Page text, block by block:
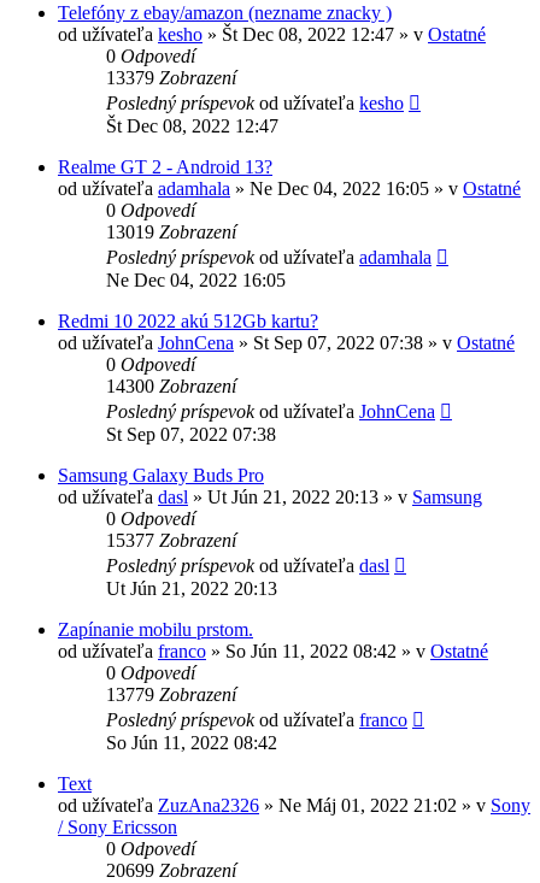
Telefóny z ebay/amazon (nezname znacky )
od užívateľa kesho » Št Dec 08, 2022 12:47 » v Ostatné
0 Odpovedí
13379 Zobrazení
Posledný príspevokod užívateľa kesho
Št Dec 08, 2022 12:47
Realme GT 2 - Android 13?
od užívateľa adamhala » Ne Dec 04, 2022 16:05 » v Ostatné
0 Odpovedí
13019 Zobrazení
Posledný príspevokod užívateľa adamhala
Ne Dec 04, 2022 16:05
Redmi 10 2022 akú 512Gb kartu?
od užívateľa JohnCena » St Sep 07, 2022 07:38 » v Ostatné
0 Odpovedí
14300 Zobrazení
Posledný príspevokod užívateľa JohnCena
St Sep 07, 2022 07:38
Samsung Galaxy Buds Pro
od užívateľa dasl » Ut Jún 21, 2022 20:13 » v Samsung
0 Odpovedí
15377 Zobrazení
Posledný príspevokod užívateľa dasl
Ut Jún 21, 2022 20:13
Zapínanie mobilu prstom.
od užívateľa franco » So Jún 11, 2022 08:42 » v Ostatné
0 Odpovedí
13779 Zobrazení
Posledný príspevokod užívateľa franco
So Jún 11, 2022 08:42
Text
od užívateľa ZuzAna2326 » Ne Máj 01, 2022 21:02 » v Sony
/ Sony Ericsson
0 Odpovedí
20699 Zobrazení